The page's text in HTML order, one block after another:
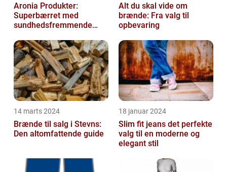
Aronia Produkter:
Superbærret med
sundhedsfremmende
Alt du skal vide om
brænde: Fra valg til
opbevaring
14 marts 2024
Brænde til salg i Stevns:
Den altomfattende guide
18 januar 2024
Slim fit jeans det perfekte
valg til en moderne og
elegant stil